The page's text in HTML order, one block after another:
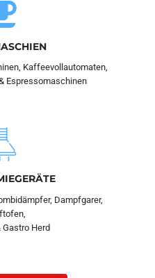
Kaffeevollautomaten,
Espressomaschinen
Dampfgarer,
Gastro Herd